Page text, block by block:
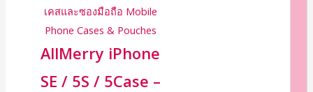
เคสและซองมือถือ Mobile
Phone Cases & Pouches
AllMerry iPhone
SE / 5S / 5Case –